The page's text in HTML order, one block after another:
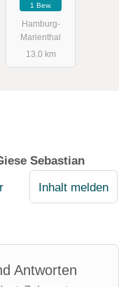
1 Bew.
Hamburg-
Marienthal
13.0 km
Sebastian
Inhalt melden
Antworten